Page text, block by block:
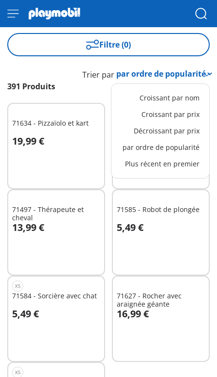
Filtre (0)
391 Produits
Trier par
Croissant par nom
Croissant par prix
Décroissant par prix
par ordre de popularité
Plus récent en premier
71634 - Pizzaïolo et kart
19,99 €
Au panier
l'Avent Pirates
Au panier
71497 - Thérapeute et
cheval
13,99 €
Au panier
71585 - Robot de plongée
5,49 €
XS
71584 - Sorcière avec chat
5,49 €
71627 - Rocher avec
araignée géante
16,99 €
XS